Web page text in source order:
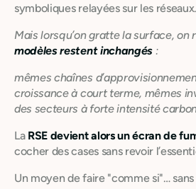
symboliques relayées sur les réseaux.
Mais lorsqu’on gratte la surface, on
modèles restent inchangés :
mêmes chaînes
croissance à court terme, mêmes
des secteurs à forte intensité
La RSE devient alors un écran de
cocher des cases sans revoir
Un moyen de faire "comme si"…